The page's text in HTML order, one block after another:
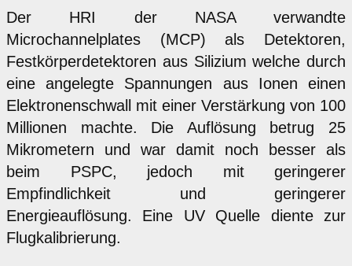
Der HRI der NASA verwandte
Microchannelplates (MCP) als Detektoren,
Festkörperdetektoren aus Silizium welche durch
eine angelegte Spannungen aus Ionen einen
Elektronenschwall mit einer Verstärkung von 100
Millionen machte. Die Auflösung betrug 25
Mikrometern und war damit noch besser als
beim PSPC, jedoch mit geringerer
Empfindlichkeit und geringerer
Energieauflösung. Eine UV Quelle diente zur
Flugkalibrierung.